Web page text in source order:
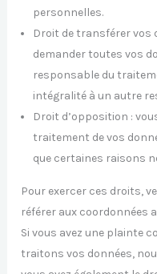
personnelles.
Droit de transférer vos
demander toutes vos
responsable du
intégralité à un autre
Droit d’opposition :
traitement de vos
que certaines raisons
Pour exercer ces droits,
référer aux coordonnées
Si vous avez une plainte
traitons vos données,